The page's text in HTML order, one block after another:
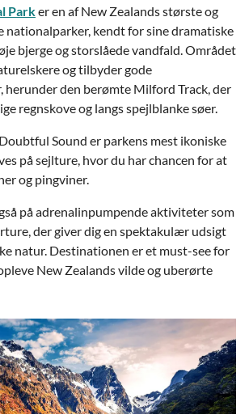
Parker en af New Zealands største og
nationalparker, kendt for sine dramatiske
bjerge og storslåede vandfald. Området
og tilbyder gode
herunder den berømte Milford Track, der
regnskove og langs spejlblanke søer.
Sound er parkens mest ikoniske
på sejlture, hvor du har chancen for at
og pingviner.
på adrenalinpumpende aktiviteter som
der giver dig en spektakulær udsigt
natur. Destinationen er et must-see for
New Zealands vilde og uberørte